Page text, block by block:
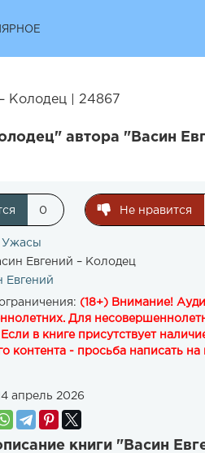
Колодец | 24867
автора "Васин
0 Не нравится
Ужасы
Евгений – Колодец
Евгений
(18+) Внимание!
Для
в книге присутствует
контента - просьба написать на
апрель 2026
книги "Васин